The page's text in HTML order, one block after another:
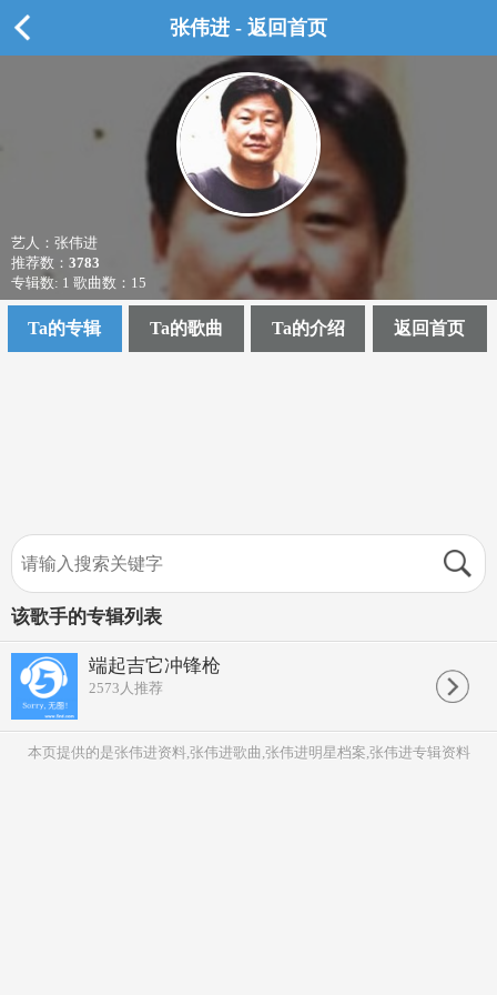
张伟进 - 返回首页
艺人：张伟进
推荐数： 3783
专辑数: 1 歌曲数：15
Ta的专辑 Ta的歌曲 Ta的介绍 返回首页
该歌手的专辑列表
端起吉它冲锋枪
2573 人推荐
本页提供的是张伟进资料,张伟进歌曲,张伟进明星档案,张伟进专辑资料